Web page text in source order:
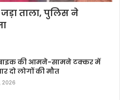
ताला, पुलिस ने
की आमने-सामने टक्कर में
दो लोगों की मौत
2026